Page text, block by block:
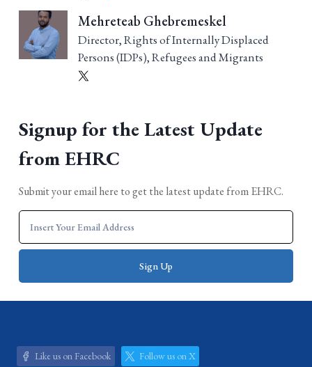
Mehreteab Ghebremeskel
Director, Rights of Internally Displaced
Persons (IDPs), Refugees and Migrants
Signup for the Latest Update
from EHRC
Submit your email here to get the latest update from EHRC.
Like us on Facebook Follow us on X